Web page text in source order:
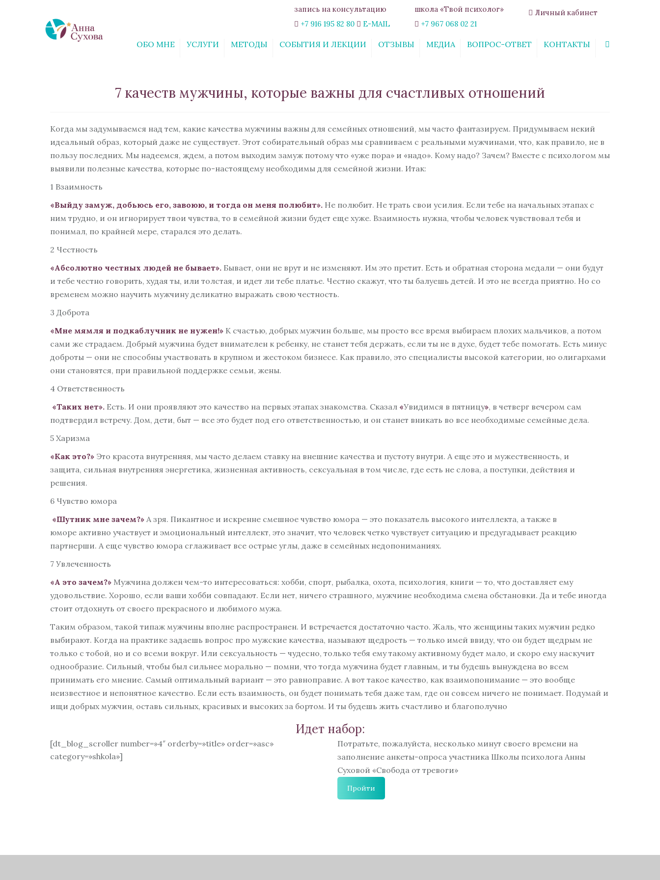
запись на консультацию
+7 916 195 82 80
E-MAIL
школа «Твой психолог»
+7 967 068 02 21
Личный кабинет
ОБО МНЕ УСЛУГИ МЕТОДЫ СОБЫТИЯ И ЛЕКЦИИ
ТРЕВОГИ»
ОТНОШЕНИЙ»
«ЭМОЦИОНАЛЬНОЕ
ВЫГОРАНИЕ: КАК ЖИТЬ
ОБУЧАЮЩИЙ КУРС
ЖИЗНИ»
БИЗНЕС-КУРАТОР
ИНДИВИДУАЛЬНЫЕ
ТРЕНИНГИ
ОТЗЫВЫ МЕДИА ВОПРОС-ОТВЕТ КОНТАКТЫ
7 качеств мужчины, которые важны для счастливых отношений
Когда мы задумываемся над тем, какие качества мужчины важны для семейных отношений, мы часто фантазируем. Придумываем некий
идеальный образ, который даже не существует. Этот собирательный образ мы сравниваем с реальными мужчинами, что, как правило, не в
пользу последних. Мы надеемся, ждем, а потом выходим замуж потому что «уже пора» и «надо». Кому надо? Зачем? Вместе с психологом мы
выявили полезные качества, которые по-настоящему необходимы для семейной жизни. Итак:
1 Взаимность
«Выйду замуж, добьюсь его, завоюю, и тогда он меня полюбит». Не полюбит. Не трать свои усилия. Если тебе на начальных этапах с
ним трудно, и он игнорирует твои чувства, то в семейной жизни будет еще хуже. Взаимность нужна, чтобы человек чувствовал тебя и
понимал, по крайней мере, старался это делать.
2 Честность
«Абсолютно честных людей не бывает». Бывает, они не врут и не изменяют. Им это претит. Есть и обратная сторона медали — они будут
и тебе честно говорить, худая ты, или толстая, и идет ли тебе платье. Честно скажут, что ты балуешь детей. И это не всегда приятно. Но со
временем можно научить мужчину деликатно выражать свою честность.
3 Доброта
«Мне мямля и подкаблучник не нужен!» К счастью, добрых мужчин больше, мы просто все время выбираем плохих мальчиков, а потом
сами же страдаем. Добрый мужчина будет внимателен к ребенку, не станет тебя держать, если ты не в духе, будет тебе помогать. Есть минус
доброты — они не способны участвовать в крупном и жестоком бизнесе. Как правило, это специалисты высокой категории, но олигархами
они становятся, при правильной поддержке семьи, жены.
4 Ответственность
«Таких нет». Есть. И они проявляют это качество на первых этапах знакомства. Сказал «Увидимся в пятницу», в четверг вечером сам
подтвердил встречу. Дом, дети, быт — все это будет под его ответственностью, и он станет вникать во все необходимые семейные дела.
5 Харизма
«Как это?» Это красота внутренняя, мы часто делаем ставку на внешние качества и пустоту внутри. А еще это и мужественность, и
защита, сильная внутренняя энергетика, жизненная активность, сексуальная в том числе, где есть не слова, а поступки, действия и
решения.
6 Чувство юмора
«Шутник мне зачем?» А зря. Пикантное и искренне смешное чувство юмора — это показатель высокого интеллекта, а также в
юморе активно участвует и эмоциональный интеллект, это значит, что человек четко чувствует ситуацию и предугадывает реакцию
партнерши. А еще чувство юмора сглаживает все острые углы, даже в семейных недопониманиях.
7 Увлеченность
«А это зачем?» Мужчина должен чем-то интересоваться: хобби, спорт, рыбалка, охота, психология, книги — то, что доставляет ему
удовольствие. Хорошо, если ваши хобби совпадают. Если нет, ничего страшного, мужчине необходима смена обстановки. Да и тебе иногда
стоит отдохнуть от своего прекрасного и любимого мужа.
Таким образом, такой типаж мужчины вполне распространен. И встречается достаточно часто. Жаль, что женщины таких мужчин редко
выбирают. Когда на практике задаешь вопрос про мужские качества, называют щедрость — только имей ввиду, что он будет щедрым не
только с тобой, но и со всеми вокруг. Или сексуальность — чудесно, только тебя ему такому активному будет мало, и скоро ему наскучит
однообразие. Сильный, чтобы был сильнее морально — помни, что тогда мужчина будет главным, и ты будешь вынуждена во всем
принимать его мнение. Самый оптимальный вариант — это равноправие. А вот такое качество, как взаимопонимание — это вообще
неизвестное и непонятное качество. Если есть взаимность, он будет понимать тебя даже там, где он совсем ничего не понимает. Подумай и
ищи добрых мужчин, оставь сильных, красивых и высоких за бортом. И ты будешь жить счастливо и благополучно
Идет набор:
[dt_blog_scroller number=»4″ orderby=»title» order=»asc»
category=»shkola»]
Потратьте, пожалуйста, несколько минут своего времени на
заполнение анкеты-опроса участника Школы психолога Анны
Суховой «Свобода от тревоги»
Пройти